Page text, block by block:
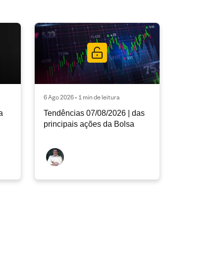
6 Ago 2026 • 1 min de leitura
Tendências 07/08/2026 | das
principais ações da Bolsa